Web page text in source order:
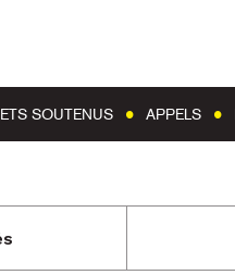
SOUTENUS APPELS